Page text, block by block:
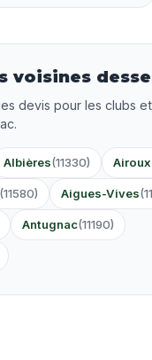
voisines
devis pour les clubs
Albières(11330) Airoux
(11580) Aigues-Vives
Antugnac(11190)